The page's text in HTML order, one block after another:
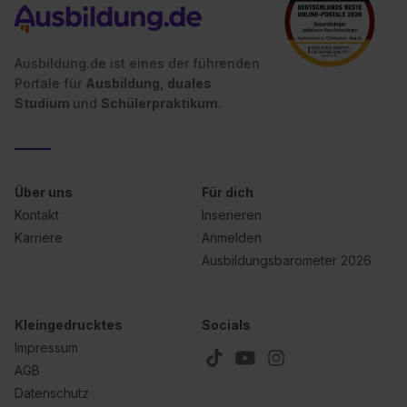
II). Du kannst die von dir erteilte Einwilligung jederzeit mit
Wirkung für die Zukunft ganz oder teilweise über unsere
Datenschutzerklärung unter dem Punkt „Datenschutz-
Einstellungen“ widerrufen. Weitere Informationen zu den
einzelnen Cookies findest du durch Klick auf „Details
Impressum
Ausbildung.de ist eines der führenden
Portale für Ausbildung, duales
Studium und Schülerpraktikum.
Über uns
Kontakt
Karriere
Für dich
Inserieren
Anmelden
Ausbildungsbarometer 2026
Kleingedrucktes
Impressum
AGB
Datenschutz
Socials